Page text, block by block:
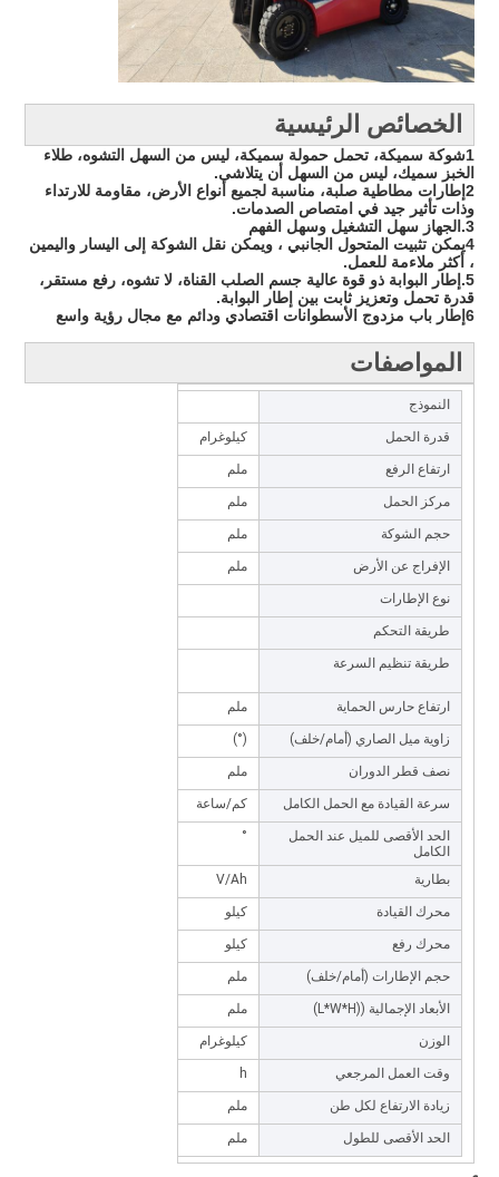
الخصائص الرئيسية
1شوكة سميكة، تحمل حمولة سميكة، ليس من السهل التشوه، طلاء
الخبز سميك، ليس من السهل أن يتلاشى.
2إطارات مطاطية صلبة، مناسبة لجميع أنواع الأرض، مقاومة للارتداء
وذات تأثير جيد في امتصاص الصدمات.
3.الجهاز سهل التشغيل وسهل الفهم
4يمكن تثبيت المتحول الجانبي ، ويمكن نقل الشوكة إلى اليسار واليمين
، أكثر ملاءمة للعمل.
5.إطار البوابة ذو قوة عالية جسم الصلب القناة، لا تشوه، رفع مستقر،
قدرة تحمل وتعزيز ثابت بين إطار البوابة.
6إطار باب مزدوج الأسطوانات اقتصادي ودائم مع مجال رؤية واسع
المواصفات
النموذج
قدرة الحمل كيلوغرام
ارتفاع الرفع ملم
مركز الحمل ملم
حجم الشوكة ملم
الإفراج عن الأرض ملم
نوع الإطارات
طريقة التحكم
طريقة تنظيم السرعة
ارتفاع حارس الحماية
ملم
زاوية ميل الصاري (أمام/خلف) (°)
نصف قطر الدوران ملم
سرعة القيادة مع الحمل الكامل كم/ساعة
الحد الأقصى للميل عند الحمل
الكامل
°
بطارية V/Ah
محرك القيادة كيلو
محرك رفع كيلو
حجم الإطارات (أمام/خلف) ملم
الأبعاد الإجمالية ((L*W*H) ملم
الوزن كيلوغرام
وقت العمل المرجعي h
زيادة الارتفاع لكل طن ملم
الحد الأقصى للطول ملم